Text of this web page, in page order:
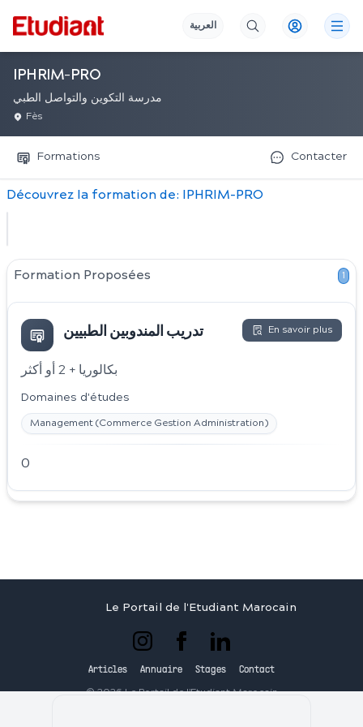
العربية
IPHRIM-PRO
مدرسة التكوين والتواصل الطبي
Fès
Formations Contacter
Découvrez la formation de: IPHRIM-PRO
Formation Proposées 1
تدريب المندوبين الطبيين En savoir plus
بكالوريا + 2 أو أكثر
Domaines d'études
Management (Commerce Gestion Administration)
0
Le Portail de l'Etudiant Marocain
Articles Annuaire Stages Contact
©2026 Le Portail de l'Etudiant Marocain